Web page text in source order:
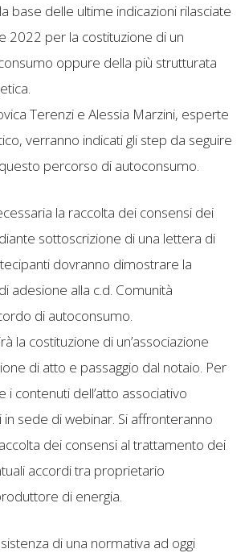
base delle ultime indicazioni rilasciate
2022 per la costituzione di un
oppure della più strutturata
Terenzi e Alessia Marzini, esperte
verranno indicati gli step da seguire
percorso di autoconsumo.
la raccolta dei consensi dei
sottoscrizione di una lettera di
dovranno dimostrare la
adesione alla c.d. Comunità
di autoconsumo.
la costituzione di un’associazione
di atto e passaggio dal notaio. Per
i contenuti dell’atto associativo
in sede di webinar. Si affronteranno
dei consensi al trattamento dei
accordi tra proprietario
di energia.
di una normativa ad oggi